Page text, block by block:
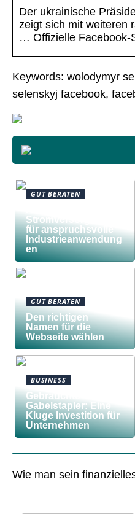
Der ukrainische
zeigt sich mit weiteren
… Offizielle Facebook-
Keywords: wolodymyr
selenskyj facebook,
GUT BERATEN
Stromversorgungen
für anspruchsvolle
Industrieanwendung
en
GUT BERATEN
Den richtigen
Namen für die
Webseite wählen
BUSINESS
Gebrauchte
Gabelstapler: Eine
Kluge Investition für
Unternehmen
Wie man sein